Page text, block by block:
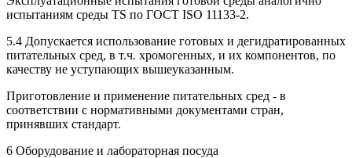
испытаниям среды TS по ГОСТ ISO 11133-2.
5.4 Допускается использование готовых и дегидратированных
питательных сред, в т.ч. хромогенных, и их компонентов, по
качеству не уступающих вышеуказанным.
Приготовление и применение питательных сред - в
соответствии с нормативными документами стран,
принявших стандарт.
6 Оборудование и лабораторная посуда